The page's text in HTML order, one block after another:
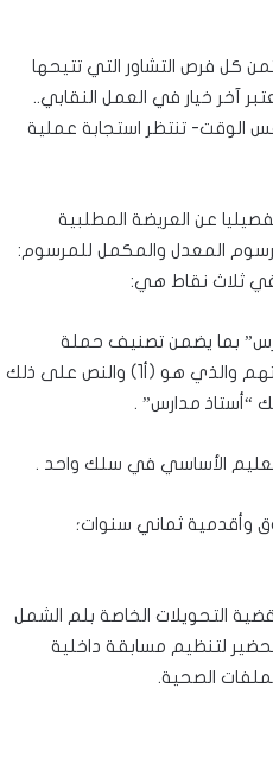
كل فرص التشاور التي تتيحها
آخر خيار في العمل النقابي..
الوقت- تنتظر استجابة عملية
عن العريضة المطلبية
المعدل والمكمل للمرسوم:
بما يضمن تصنيف حملة
شهادات المتريز فما فوق من المعلمين، في السلك الوظيفي المناسب لشهاداتهم والذي هو (أ1) والنص على ذلك
وأقدمية ثماني سنوات؛
التحويلات الخاصة بلم الشمل
لتنظيم مسابقة داخلية
الصحية.